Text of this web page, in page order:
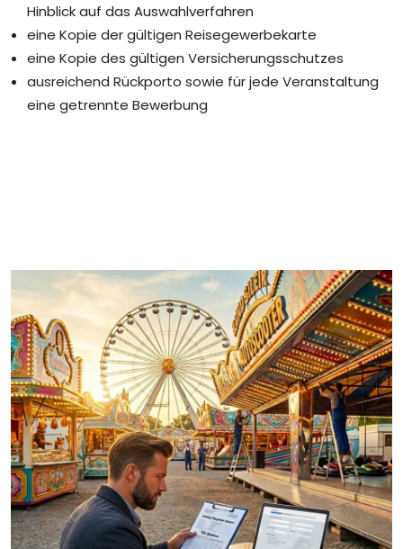
Hinblick auf das Auswahlverfahren
eine Kopie der gültigen Reisegewerbekarte
eine Kopie des gültigen Versicherungsschutzes
ausreichend Rückporto sowie für jede Veranstaltung
eine getrennte Bewerbung